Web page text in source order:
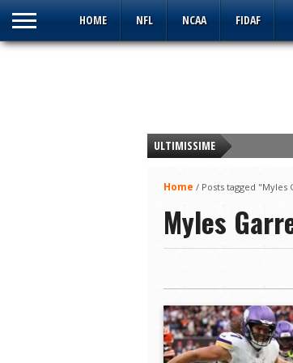
HOME NFL NCAA FIDAF
ULTIMISSIME
IFL: Panthers e Giaguari
Curt Cignetti, il paisà che
Parte l’Italian Football
NCAA: gli Indiana
NCAA: Hoosiers e
DAZEROADIECI Week in
Home / Posts tagged "Myles
Myles